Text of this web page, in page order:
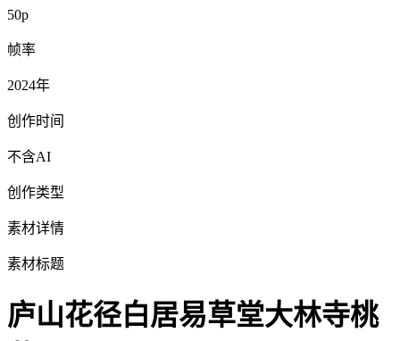
50p
帧率
2024年
创作时间
不含AI
创作类型
素材详情
素材标题
庐山花径白居易草堂大林寺桃